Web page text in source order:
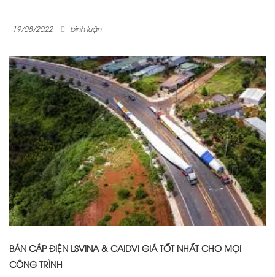
19/08/2022 bình luận
BÁN CÁP ĐIỆN LSVINA & CAIDVI GIÁ TỐT NHẤT CHO MỌI
CÔNG TRÌNH